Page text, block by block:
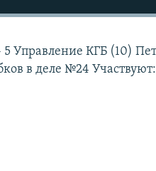
Управление КГБ (10)
в деле №24